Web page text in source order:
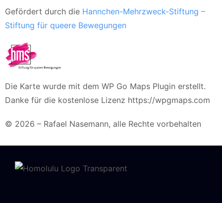
Gefördert durch die Hannchen-Mehrzweck-Stiftung –
Stiftung für queere Bewegungen
Die Karte wurde mit dem WP Go Maps Plugin erstellt.
Danke für die kostenlose Lizenz https://wpgmaps.com
© 2026 – Rafael Nasemann, alle Rechte vorbehalten